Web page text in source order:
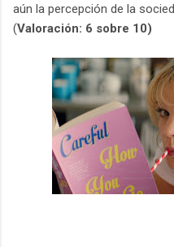
aún la percepción de la
(Valoración: 6 sobre 10)